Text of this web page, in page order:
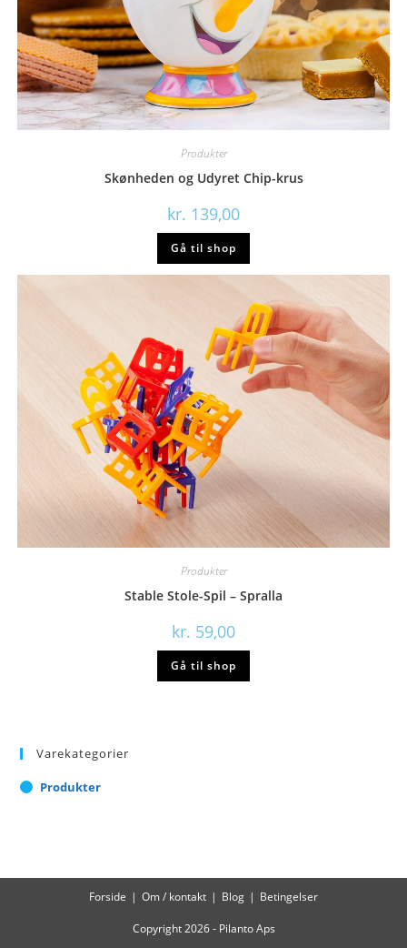
Produkter
Skønheden og Udyret Chip-krus
kr. 139,00
Gå til shop
Produkter
Stable Stole-Spil – Spralla
kr. 59,00
Gå til shop
Varekategorier
Produkter
Forside Om / kontakt Blog Betingelser
Copyright 2026 - Pilanto Aps